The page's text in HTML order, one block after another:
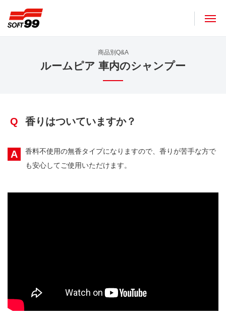
商品別Q&A
ルームピア 車内のシャンプー
Q 香りはついていますか？
A
香料不使用の無香タイプになりますので、香りが苦手な方で
も安心してご使用いただけます。